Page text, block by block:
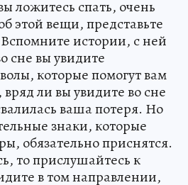
ложитесь спать, очень
этой вещи, представьте
Вспомните истории, с ней
сне вы увидите
которые помогут вам
ли вы увидите во сне
ваша потеря. Но
знаки, которые
обязательно приснятся.
то прислушайтесь к
в том направлении,